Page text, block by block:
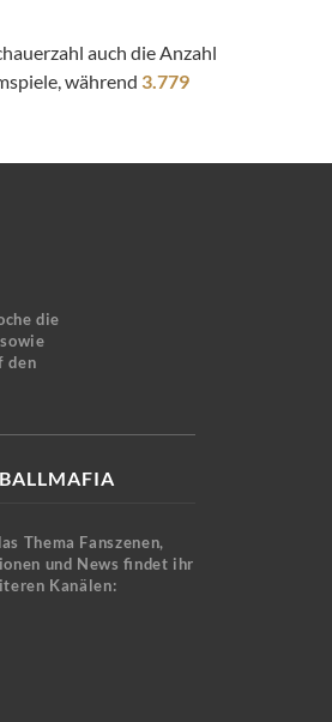
auch die Anzahl
während 3.779
die
den
Thema Fanszenen,
und News findet ihr
Kanälen: